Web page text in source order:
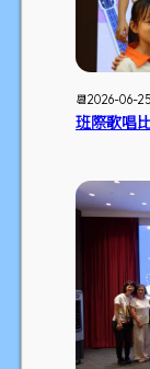
📆2026-06-
班際歌唱